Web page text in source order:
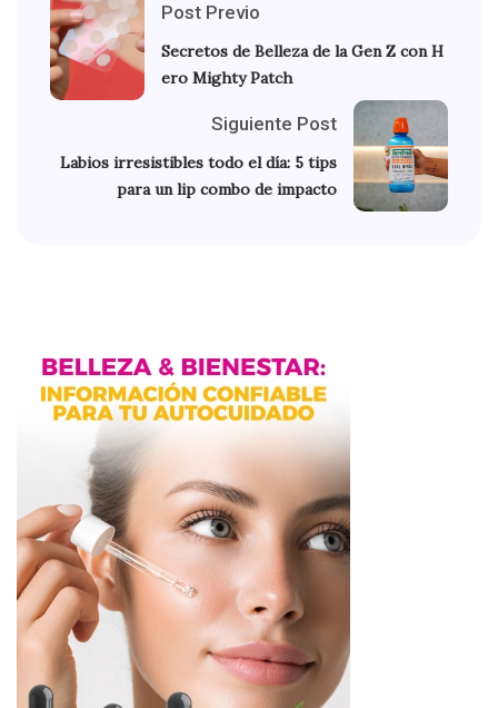
Post Previo
Secretos de Belleza de la Gen Z con H
ero Mighty Patch
Siguiente Post
Labios irresistibles todo el día: 5 tips
para un lip combo de impacto